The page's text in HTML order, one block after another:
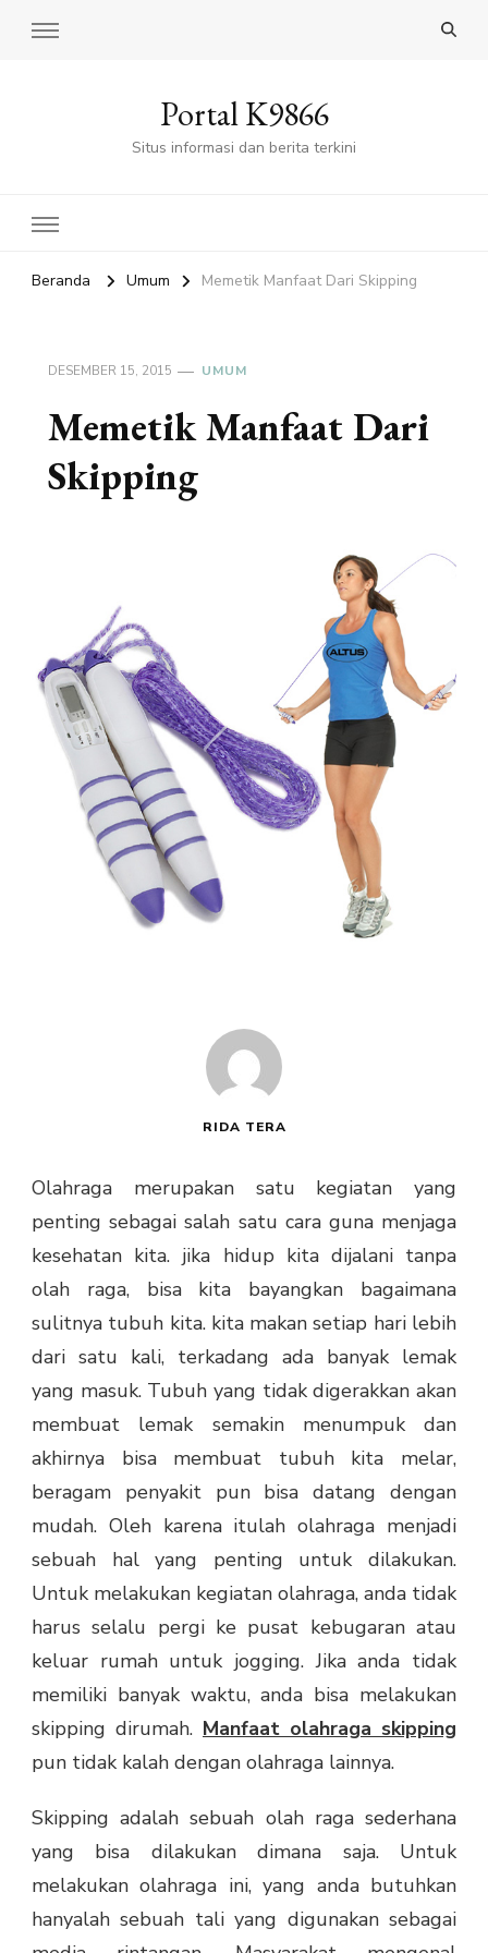
Portal K9866
Situs informasi dan berita terkini
Beranda Umum Memetik Manfaat Dari Skipping
DESEMBER 15, 2015 UMUM
Memetik Manfaat Dari
Skipping
RIDA TERA
Olahraga merupakan satu kegiatan yang
penting sebagai salah satu cara guna menjaga
kesehatan kita. jika hidup kita dijalani tanpa
olah raga, bisa kita bayangkan bagaimana
sulitnya tubuh kita. kita makan setiap hari lebih
dari satu kali, terkadang ada banyak lemak
yang masuk. Tubuh yang tidak digerakkan akan
membuat lemak semakin menumpuk dan
akhirnya bisa membuat tubuh kita melar,
beragam penyakit pun bisa datang dengan
mudah. Oleh karena itulah olahraga menjadi
sebuah hal yang penting untuk dilakukan.
Untuk melakukan kegiatan olahraga, anda tidak
harus selalu pergi ke pusat kebugaran atau
keluar rumah untuk jogging. Jika anda tidak
memiliki banyak waktu, anda bisa melakukan
skipping dirumah. Manfaat olahraga skipping
pun tidak kalah dengan olahraga lainnya.
Skipping adalah sebuah olah raga sederhana
yang bisa dilakukan dimana saja. Untuk
melakukan olahraga ini, yang anda butuhkan
hanyalah sebuah tali yang digunakan sebagai